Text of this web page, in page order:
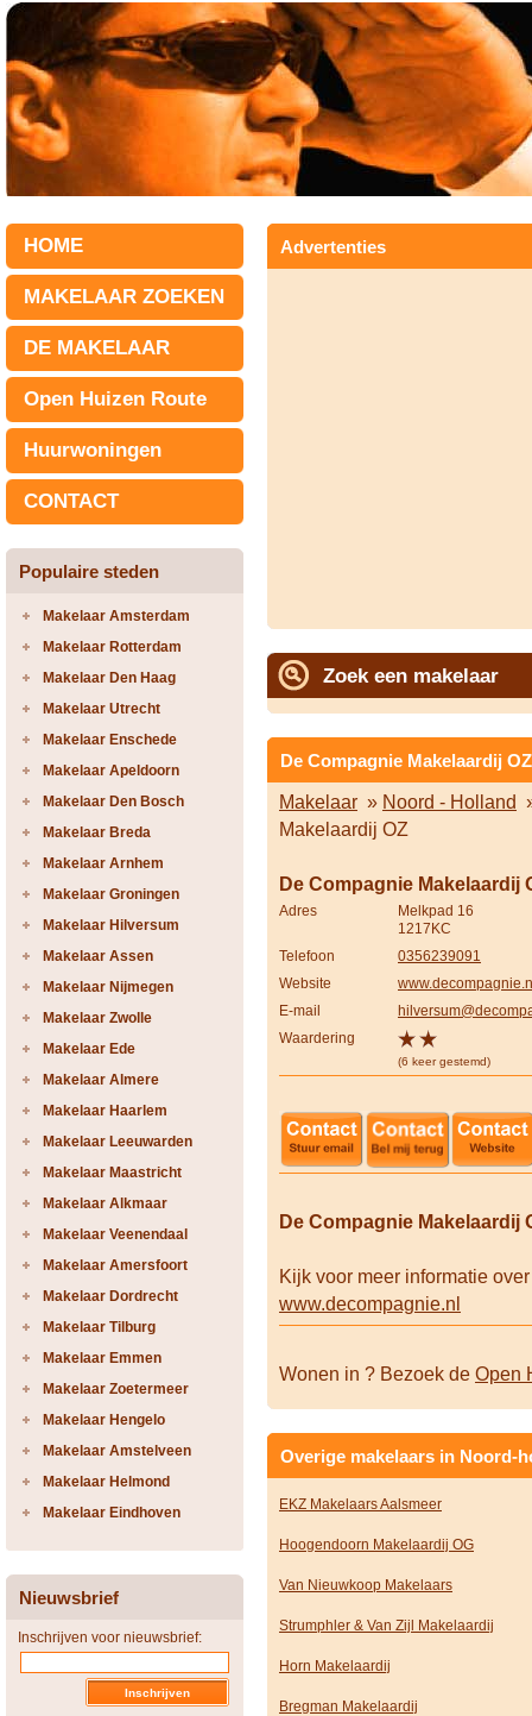
HOME
MAKELAAR ZOEKEN
DE MAKELAAR
Open Huizen Route
Huurwoningen
CONTACT
Populaire steden
Makelaar Amsterdam
Makelaar Rotterdam
Makelaar Den Haag
Makelaar Utrecht
Makelaar Enschede
Makelaar Apeldoorn
Makelaar Den Bosch
Makelaar Breda
Makelaar Arnhem
Makelaar Groningen
Makelaar Hilversum
Makelaar Assen
Makelaar Nijmegen
Makelaar Zwolle
Makelaar Ede
Makelaar Almere
Makelaar Haarlem
Makelaar Leeuwarden
Makelaar Maastricht
Makelaar Alkmaar
Makelaar Veenendaal
Makelaar Amersfoort
Makelaar Dordrecht
Makelaar Tilburg
Makelaar Emmen
Makelaar Zoetermeer
Makelaar Hengelo
Makelaar Amstelveen
Makelaar Helmond
Makelaar Eindhoven
Nieuwsbrief
Inschrijven voor nieuwsbrief:
Advertenties
Zoek een makelaar
De Compagnie Makelaardij OZ
Makelaar » Noord - Holland
Makelaardij OZ
De Compagnie Makelaardij
Adres
Melkpad 16
1217KC
Telefoon
0356239091
Website
E-mail
Waardering
(6 keer gestemd)
De Compagnie Makelaardij
Kijk voor meer informatie
www.decompagnie.nl
Wonen in ? Bezoek de Open
Overige makelaars in Noord-
EKZ Makelaars Aalsmeer
Hoogendoorn Makelaardij OG
Van Nieuwkoop Makelaars
Strumphler & Van Zijl Makelaardij
Horn Makelaardij
Bregman Makelaardij